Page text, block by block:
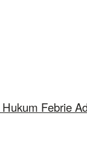
Febrie